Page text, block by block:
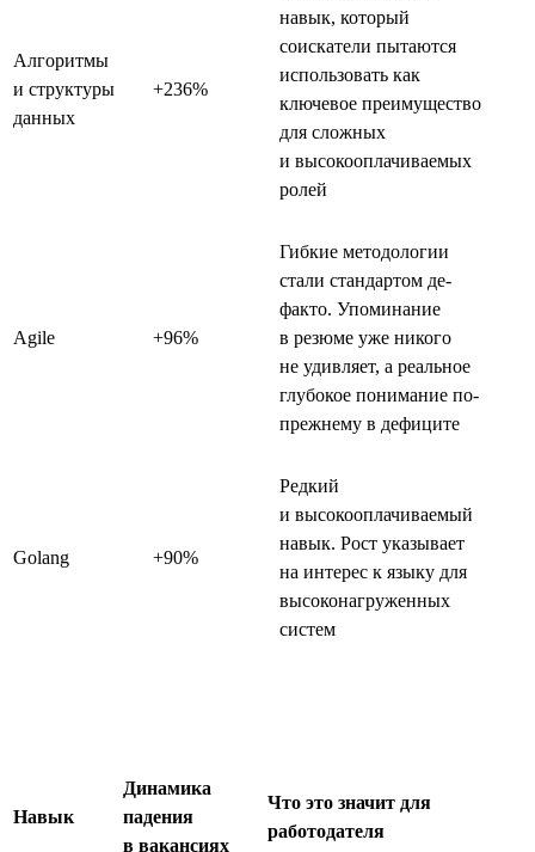
Алгоритмы
и структуры
данных
+236%
навык, который
соискатели пытаются
использовать как
ключевое преимущество
для сложных
и высокооплачиваемых
ролей
Agile +96%
Гибкие методологии
стали стандартом де-
факто. Упоминание
в резюме уже никого
не удивляет, а реальное
глубокое понимание по-
прежнему в дефиците
Golang +90%
Редкий
и высокооплачиваемый
навык. Рост указывает
на интерес к языку для
высоконагруженных
систем
Навык
Динамика
падения
в вакансиях
Что это значит для
работодателя